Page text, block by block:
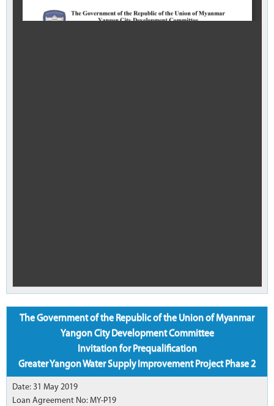
The Government of the Republic of the Union of Myanmar
Yangon City Development Committee
Invitation for Prequalification
Greater Yangon Water Supply Improvement Project Phase 2
Date: 31 May 2019
Loan Agreement No: MY-P19